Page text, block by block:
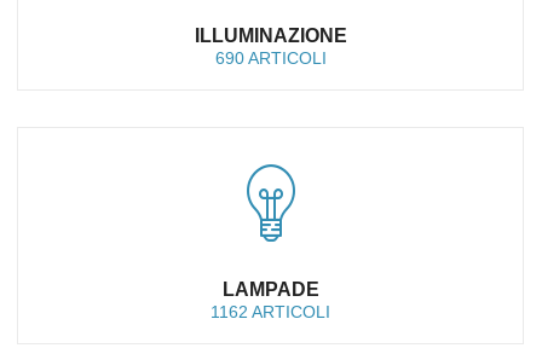
ILLUMINAZIONE
690 ARTICOLI
LAMPADE
1162 ARTICOLI